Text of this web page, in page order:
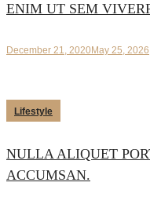
ENIM UT SEM
December 21, 2020May 25, 2026
Lifestyle
NULLA ALIQUET
ACCUMSAN.